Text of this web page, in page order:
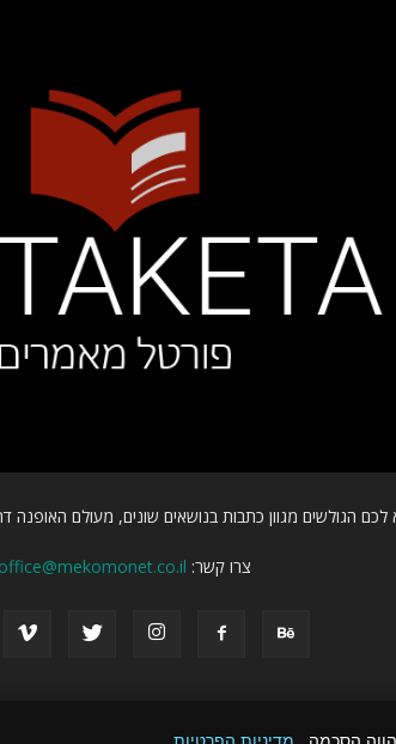
הגולשים מגוון כתבות בנושאים שונים, מעולם
צרו קשר: office@mekomonet.co.il